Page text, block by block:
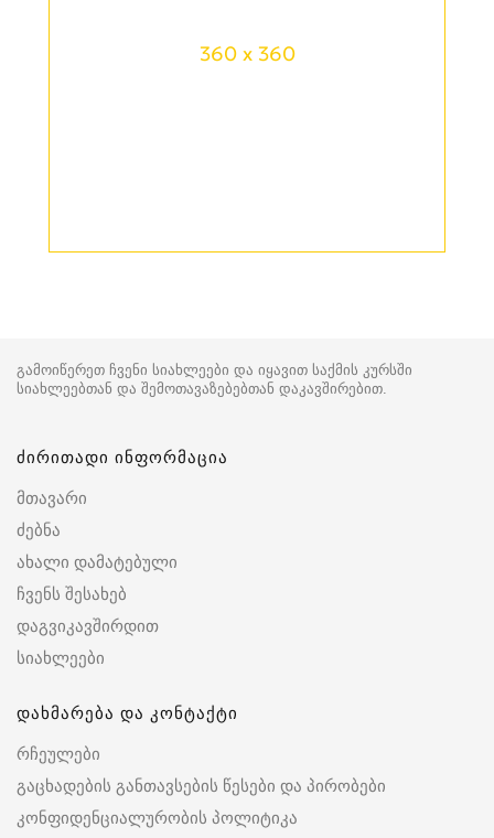
360 x 360
გამოიწერეთ ჩვენი სიახლეები და იყავით საქმის კურსში
სიახლეებთან და შემოთავაზებებთან დაკავშირებით.
ძირითადი ინფორმაცია
მთავარი
ძებნა
ახალი დამატებული
ჩვენს შესახებ
დაგვიკავშირდით
სიახლეები
დახმარება და კონტაქტი
რჩეულები
გაცხადების განთავსების წესები და პირობები
კონფიდენციალურობის პოლიტიკა